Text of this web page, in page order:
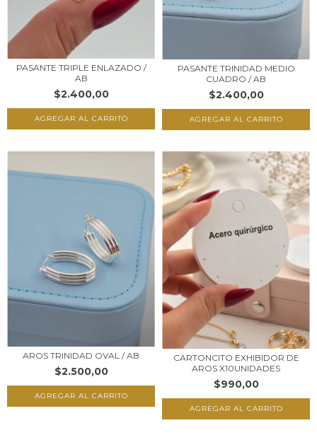
PASANTE TRIPLE ENLAZADO /
AB
$2.400,00
PASANTE TRINIDAD MEDIO
CUADRO / AB
$2.400,00
AROS TRINIDAD OVAL / AB
$2.500,00
CARTONCITO EXHIBIDOR DE
AROS X10UNIDADES
$990,00